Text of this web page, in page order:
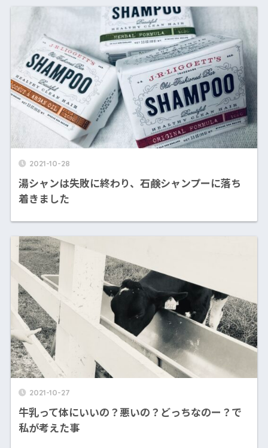
2021-10-28
湯シャンは失敗に終わり、石鹸シャンプーに落ち
着きました
2021-10-27
牛乳って体にいいの？悪いの？どっちなのー？で
私が考えた事